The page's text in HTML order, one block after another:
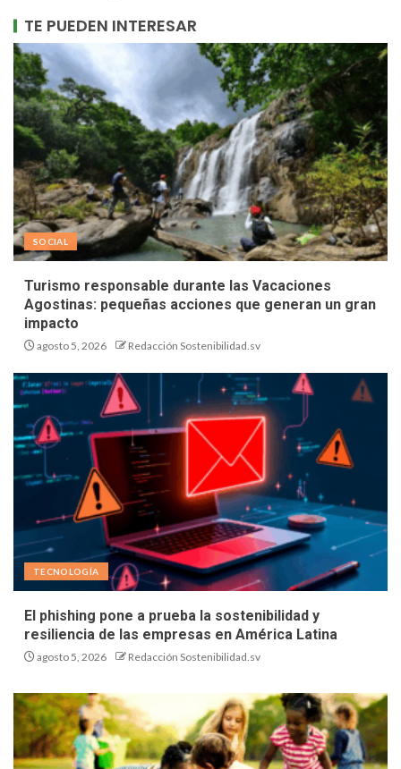
TE PUEDEN INTERESAR
SOCIAL
Turismo responsable durante las Vacaciones
Agostinas: pequeñas acciones que generan un gran
impacto
agosto 5, 2026 Redacción Sostenibilidad.sv
TECNOLOGÍA
El phishing pone a prueba la sostenibilidad y
resiliencia de las empresas en América Latina
agosto 5, 2026 Redacción Sostenibilidad.sv